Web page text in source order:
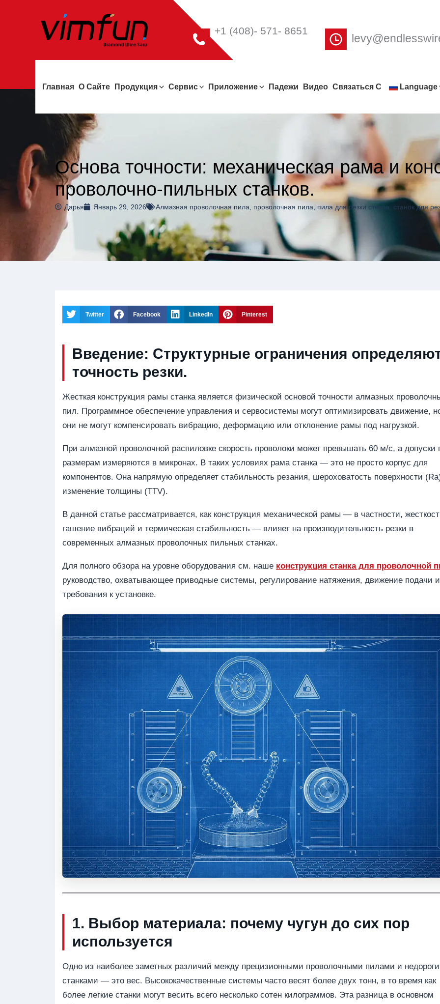
+1 (408)- 571- 8651
Главная О Сайте Продукция Сервис Приложение Падежи Видео Связаться С Language
Основа точности: механическая рама и
проволочно-пильных станков.
Дарья Январь 29, 2026 Алмазная проволочная пила проволочная пила пила для резки стекла станок для
Twitter Facebook LinkedIn Pinterest
Введение: Структурные ограничения
точность резки.
Жесткая конструкция рамы станка является физической основой точности алмазных
пил. Программное обеспечение управления и сервосистемы могут оптимизировать движение,
они не могут компенсировать вибрацию, деформацию или отклонение рамы под нагрузкой.
При алмазной проволочной распиловке скорость проволоки может превышать 60 м/с, а допуски
размерам измеряются в микронах. В таких условиях рама станка — это не просто корпус для
компонентов. Она напрямую определяет стабильность резания, шероховатость поверхности
изменение толщины (TTV).
В данной статье рассматривается, как конструкция механической рамы — в частности,
гашение вибраций и термическая стабильность — влияет на производительность резки в
современных алмазных проволочных пильных станках.
Для полного обзора на уровне оборудования см. наше конструкция станка для проволочной
руководство, охватывающее приводные системы, регулирование натяжения, движение подачи и
требования к установке.
1. Выбор материала: почему чугун до сих пор
используется
Одно из наиболее заметных различий между прецизионными проволочными пилами и
станками — это вес. Высококачественные системы часто весят более двух тонн, в то время как
более легкие станки могут весить всего несколько сотен килограммов. Эта разница в основном